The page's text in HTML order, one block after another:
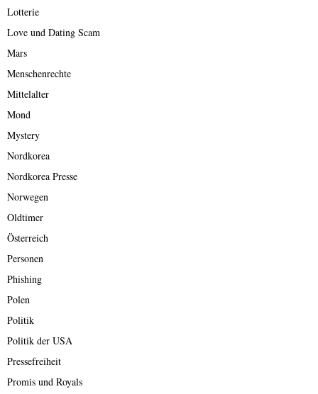
Lotterie
Love und Dating Scam
Mars
Menschenrechte
Mittelalter
Mond
Mystery
Nordkorea
Nordkorea Presse
Norwegen
Oldtimer
Österreich
Personen
Phishing
Polen
Politik
Politik der USA
Pressefreiheit
Promis und Royals